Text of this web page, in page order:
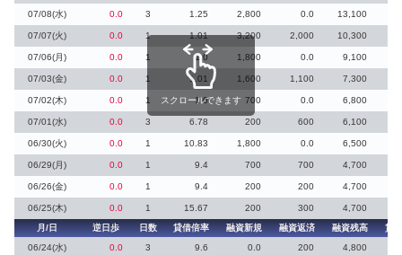
07/08(水) 0.0 3 1.25 2,800 0.0 13,100
07/07(火) 0.0 1 1.01 3,200 2,000 10,300
07/06(月) 0.0 1 1.0 1,800 0.0 9,100
07/03(金) 0.0 1 1.01 1,600 1,100 7,300
07/02(木) 0.0 1 1.0 700 0.0 6,800
07/01(水) 0.0 3 6.78 200 600 6,100
06/30(火) 0.0 1 10.83 1,800 0.0 6,500
06/29(月) 0.0 1 9.4 700 700 4,700
06/26(金) 0.0 1 9.4 200 200 4,700
06/25(木) 0.0 1 15.67 200 300
4,700
月/日
逆日歩 日数 貸借倍率 融資新規 融資返済 融資残高
貸
06/24(水)
0.0 3 9.6 0.0 200 4,800
スクロールできます